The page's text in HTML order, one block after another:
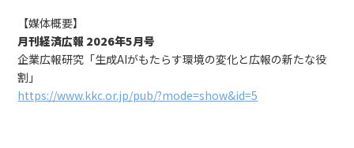
【媒体概要】
月刊経済広報 2026年5月号
企業広報研究「生成AIがもたらす環境の変化と広報の新たな役
割」
https://www.kkc.or.jp/pub/?mode=show&id=5